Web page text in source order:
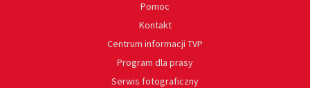
Pomoc
Kontakt
Centrum informacji TVP
Program dla prasy
Serwis fotograficzny